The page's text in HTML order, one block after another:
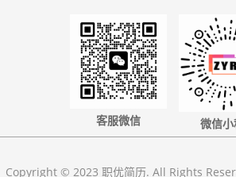
客服微信 微信小
Copyright © 2023 职优简历. All Rights